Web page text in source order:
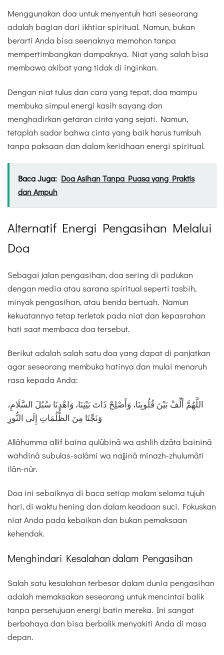
Menggunakan doa untuk menyentuh hati seseorang
adalah bagian dari ikhtiar spiritual. Namun, bukan
berarti Anda bisa seenaknya memohon tanpa
mempertimbangkan dampaknya. Niat yang salah bisa
membawa akibat yang tidak di inginkan.
Dengan niat tulus dan cara yang tepat, doa mampu
membuka simpul energi kasih sayang dan
menghadirkan getaran cinta yang sejati. Namun,
tetaplah sadar bahwa cinta yang baik harus tumbuh
tanpa paksaan dan dalam keridhaan energi spiritual.
Baca Juga: Doa Asihan Tanpa Puasa yang Praktis
dan Ampuh
Alternatif Energi Pengasihan Melalui
Doa
Sebagai jalan pengasihan, doa sering di padukan
dengan media atau sarana spiritual seperti tasbih,
minyak pengasihan, atau benda bertuah. Namun
kekuatannya tetap terletak pada niat dan kepasrahan
hati saat membaca doa tersebut.
Berikut adalah salah satu doa yang dapat di panjatkan
agar seseorang membuka hatinya dan mulai menaruh
rasa kepada Anda:
اللَّهُمَّ أَلِّفْ بَيْنَ قُلُوبِنَا، وَأَصْلِحْ ذَاتَ بَيْنِنَا، وَاهْدِنَا سُبُلَ السَّلَامِ،
وَنَجِّنَا مِنَ الظُّلُمَاتِ إِلَى النُّورِ
Allâhumma allif baina qulûbinâ wa ashlih dzâta baininâ
wahdinâ subulas-salâmi wa najjinâ minazh-zhulumâti
ilân-nûr.
Doa ini sebaiknya di baca setiap malam selama tujuh
hari, di waktu hening dan dalam keadaan suci. Fokuskan
niat Anda pada kebaikan dan bukan pemaksaan
kehendak.
Menghindari Kesalahan dalam Pengasihan
Salah satu kesalahan terbesar dalam dunia pengasihan
adalah memaksakan seseorang untuk mencintai balik
tanpa persetujuan energi batin mereka. Ini sangat
berbahaya dan bisa berbalik menyakiti Anda di masa
depan.